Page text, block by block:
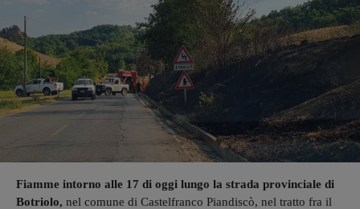
Fiamme intorno alle 17 di oggi lungo la strada provinciale di
Botriolo, nel comune di Castelfranco Piandiscò, nel tratto fra il